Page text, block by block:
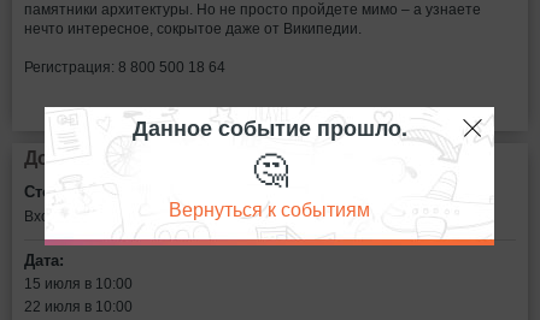
памятники архитектуры. Но не просто пройдете мимо – а узнаете
нечто интересное, сокрытое даже от Википедии.
Регистрация: 8 800 500 18 64
Дополнительная информация
Стоимость билетов:
Вход свободный
Дата:
15 июля в 10:00
22 июля в 10:00
Данное событие прошло.
🤔
Вернуться к событиям